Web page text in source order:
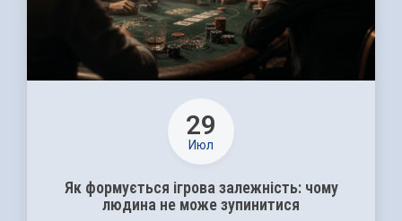
29
Июл
Як формується ігрова залежність: чому
людина не може зупинитися